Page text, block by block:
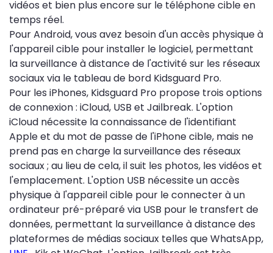
vidéos et bien plus encore sur le téléphone cible en
temps réel.
Pour Android, vous avez besoin d'un accès physique à
l'appareil cible pour installer le logiciel, permettant
la surveillance à distance de l'activité sur les réseaux
sociaux via le tableau de bord Kidsguard Pro.
Pour les iPhones, Kidsguard Pro propose trois options
de connexion : iCloud, USB et Jailbreak. L'option
iCloud nécessite la connaissance de l'identifiant
Apple et du mot de passe de l'iPhone cible, mais ne
prend pas en charge la surveillance des réseaux
sociaux ; au lieu de cela, il suit les photos, les vidéos et
l'emplacement. L'option USB nécessite un accès
physique à l'appareil cible pour le connecter à un
ordinateur pré-préparé via USB pour le transfert de
données, permettant la surveillance à distance des
plateformes de médias sociaux telles que WhatsApp,